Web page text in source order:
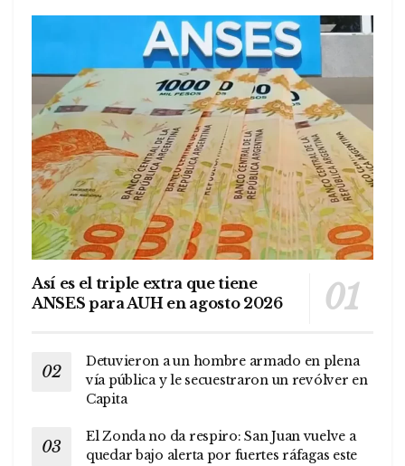
Así es el triple extra que tiene
ANSES para AUH en agosto 2026
Detuvieron a un hombre armado en plena
vía pública y le secuestraron un revólver en
Capita
El Zonda no da respiro: San Juan vuelve a
quedar bajo alerta por fuertes ráfagas este